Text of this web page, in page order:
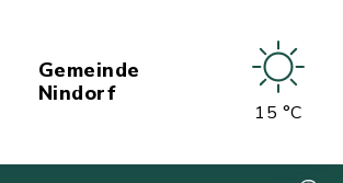
Gemeinde
Nindorf
15 °C